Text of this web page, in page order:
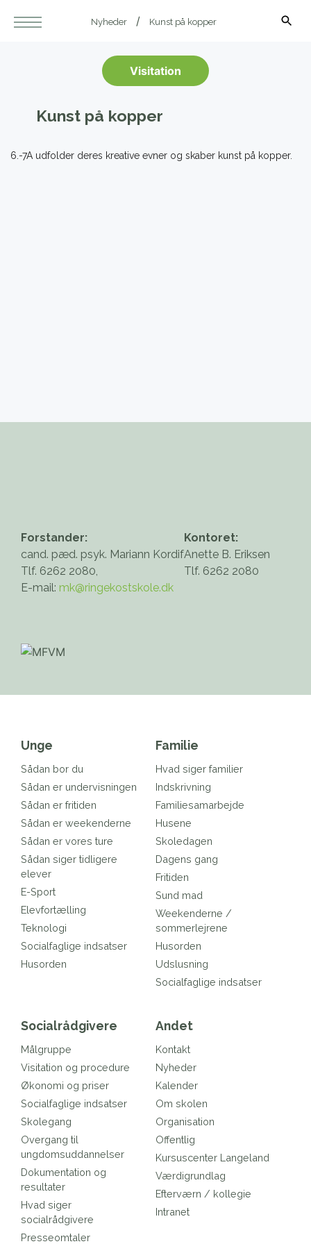
Nyheder Kunst på kopper
Visitation
Kunst på kopper
6.-7A udfolder deres kreative evner og skaber kunst på kopper.
Forstander:
cand. pæd. psyk. Mariann Kordif
Tlf. 6262 2080,
E-mail: mk@ringekostskole.dk
Kontoret:
Anette B. Eriksen
Tlf. 6262 2080
Unge
Sådan bor du
Sådan er undervisningen
Sådan er fritiden
Sådan er weekenderne
Sådan er vores ture
Sådan siger tidligere
elever
E-Sport
Elevfortælling
Teknologi
Socialfaglige indsatser
Husorden
Familie
Hvad siger familier
Indskrivning
Familiesamarbejde
Husene
Skoledagen
Dagens gang
Fritiden
Sund mad
Weekenderne /
sommerlejrene
Husorden
Udslusning
Socialfaglige indsatser
Socialrådgivere
Målgruppe
Visitation og procedure
Økonomi og priser
Socialfaglige indsatser
Skolegang
Overgang til
ungdomsuddannelser
Dokumentation og
resultater
Hvad siger
socialrådgivere
Presseomtaler
Andet
Kontakt
Nyheder
Kalender
Om skolen
Organisation
Offentlig
Kursuscenter Langeland
Værdigrundlag
Efterværn / kollegie
Intranet